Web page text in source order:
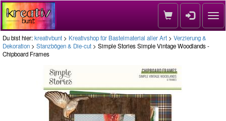
Du bist hier:kreativbunt > Kreativshop für Bastelmaterial aller Art > Verzierung &
Dekoration > Stanzbögen & Die-cut > Simple Stories Simple Vintage Woodlands -
Chipboard Frames